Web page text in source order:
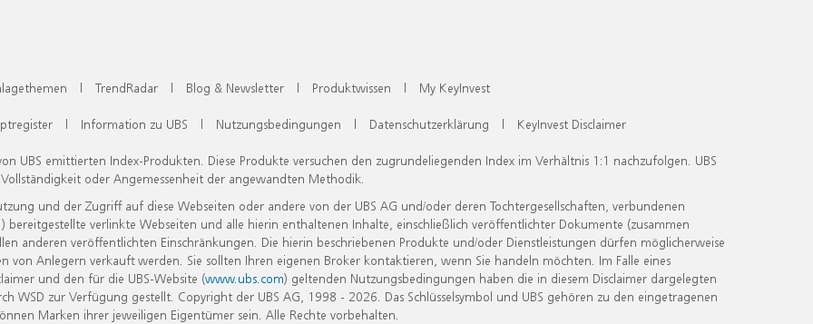
| TrendRadar | Blog & Newsletter | Produktwissen | My KeyInvest
| Information zu UBS | Nutzungsbedingungen | Datenschutzerklärung | KeyInvest Disclaimer
UBS emittierten Index-Produkten. Diese Produkte versuchen den zugrundeliegenden Index im Verhältnis 1:1 nachzufolgen. UBS
oder Angemessenheit der angewandten Methodik.
und der Zugriff auf diese Webseiten oder andere von der UBS AG und/oder deren Tochtergesellschaften, verbundenen
verlinkte Webseiten und alle hierin enthaltenen Inhalte, einschließlich veröffentlichter Dokumente (zusammen
anderen veröffentlichten Einschränkungen. Die hierin beschriebenen Produkte und/oder Dienstleistungen dürfen möglicherweise
Anlegern verkauft werden. Sie sollten Ihren eigenen Broker kontaktieren, wenn Sie handeln möchten. Im Falle eines
und den für die UBS-Website (www.ubs.com) geltenden Nutzungsbedingungen haben die in diesem Disclaimer dargelegten
zur Verfügung gestellt. Copyright der UBS AG, 1998 - 2026. Das Schlüsselsymbol und UBS gehören zu den eingetragenen
Marken ihrer jeweiligen Eigentümer sein. Alle Rechte vorbehalten.